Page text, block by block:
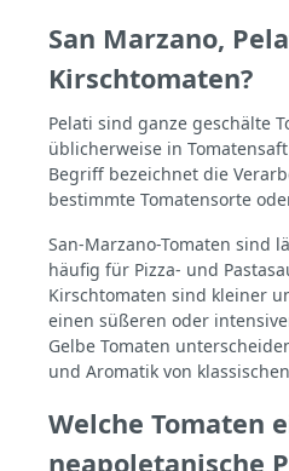
San Marzano,
Kirschtomaten?
Pelati sind ganze geschälte
üblicherweise in
Begriff bezeichnet die
bestimmte Tomatensorte
San-Marzano-Tomaten sind
häufig für Pizza- und
Kirschtomaten sind kleiner
einen süßeren oder
Gelbe Tomaten
und Aromatik von
Welche Tomaten
neapoletanische